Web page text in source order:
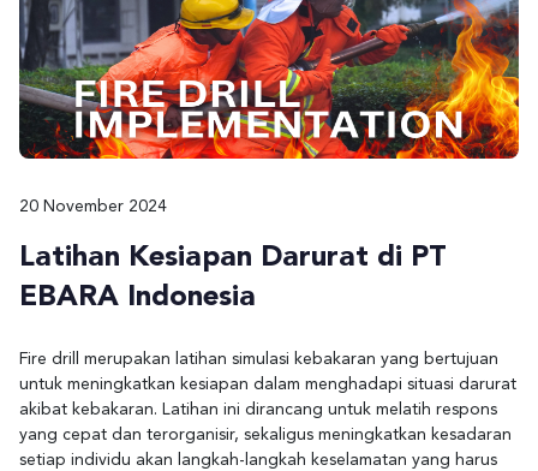
20 November 2024
Latihan Kesiapan Darurat di PT
EBARA Indonesia
Fire drill merupakan latihan simulasi kebakaran yang bertujuan
untuk meningkatkan kesiapan dalam menghadapi situasi darurat
akibat kebakaran. Latihan ini dirancang untuk melatih respons
yang cepat dan terorganisir, sekaligus meningkatkan kesadaran
setiap individu akan langkah-langkah keselamatan yang harus